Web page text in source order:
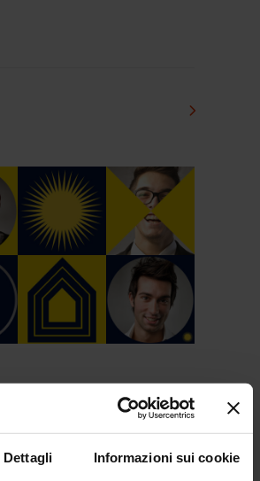
Dettagli Informazioni sui cookie
SUNIA informa